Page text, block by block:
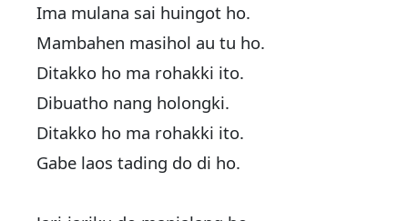
Ima mulana sai huingot ho.
Mambahen masihol au tu ho.
Ditakko ho ma rohakki ito.
Dibuatho nang holongki.
Ditakko ho ma rohakki ito.
Gabe laos tading do di ho.